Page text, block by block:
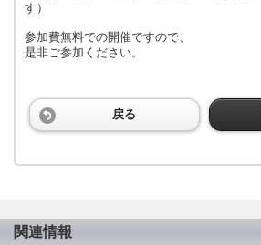
す）
参加費無料での開催ですので、
是非ご参加ください。
戻る
関連情報